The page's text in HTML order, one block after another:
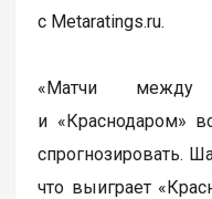
с Metaratings.ru.
«Матчи между
и «Краснодаром»
спрогнозировать.
что выиграет